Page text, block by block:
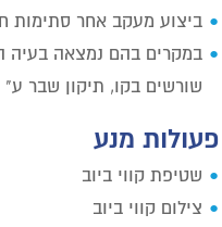
ביצוע מעקב אחר סתימות
במקרים בהם נמצאה בעיה
שורשים בקו, תיקון שבר ע"
פעולות מנע
שטיפת קווי ביוב
צילום קווי ביוב